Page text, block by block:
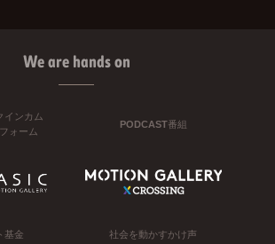
We are hands on
インカム
ォーム
PODCAST番組
基金 社会を動かすかけ声